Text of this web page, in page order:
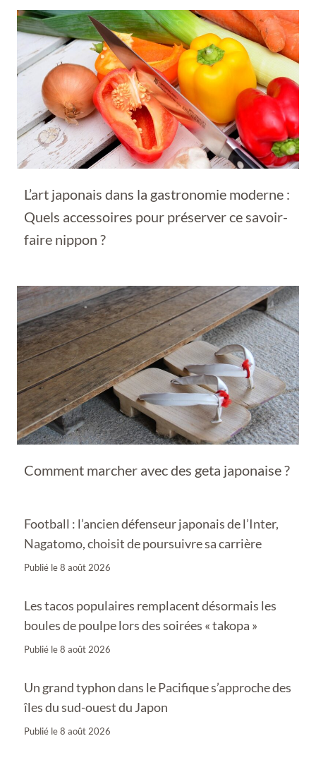
L’art japonais dans la gastronomie moderne :
Quels accessoires pour préserver ce savoir-
faire nippon ?
Comment marcher avec des geta japonaise ?
Football : l’ancien défenseur japonais de l’Inter,
Nagatomo, choisit de poursuivre sa carrière
Publié le8 août 2026
Les tacos populaires remplacent désormais les
boules de poulpe lors des soirées « takopa »
Publié le8 août 2026
Un grand typhon dans le Pacifique s’approche des
îles du sud-ouest du Japon
Publié le8 août 2026